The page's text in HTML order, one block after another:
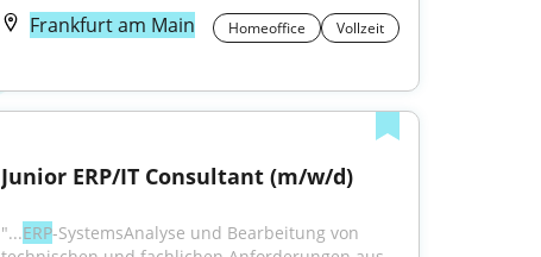
Frankfurt am Main
Homeoffice Vollzeit
Junior ERP/IT Consultant (m/w/d)
"...ERP-SystemsAnalyse und Bearbeitung von